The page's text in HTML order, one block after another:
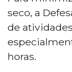
seco, a
de
horas.